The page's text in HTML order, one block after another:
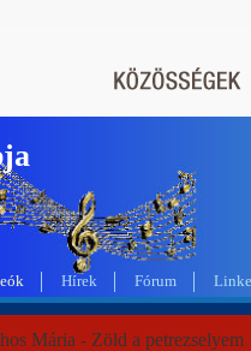
Hírek Fórum
Mária - Zöld a petrezselyem